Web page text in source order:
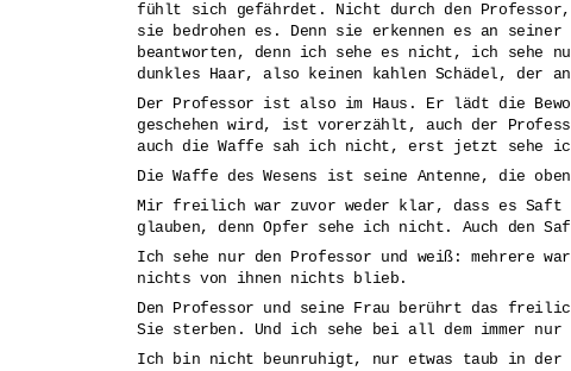
fühlt sich gefährdet. Nicht durch den Professor,
sie bedrohen es. Denn sie erkennen es an
beantworten, denn ich sehe es nicht, ich sehe
dunkles Haar, also keinen kahlen Schädel, der
Der Professor ist also im Haus. Er lädt die
geschehen wird, ist vorerzählt, auch der
auch die Waffe sah ich nicht, erst jetzt sehe ich
Die Waffe des Wesens ist seine Antenne, die
Mir freilich war zuvor weder klar, dass es Saft
glauben, denn Opfer sehe ich nicht. Auch den
Ich sehe nur den Professor und weiß: mehrere
nichts von ihnen nichts blieb.
Den Professor und seine Frau berührt das
Sie sterben. Und ich sehe bei all dem immer
Ich bin nicht beunruhigt, nur etwas taub in der